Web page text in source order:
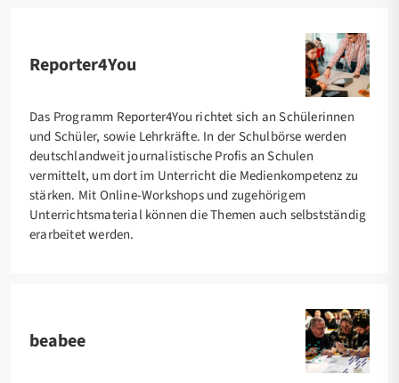
Reporter4You
Das Programm Reporter4You richtet sich an Schülerinnen
und Schüler, sowie Lehrkräfte. In der Schulbörse werden
deutschlandweit journalistische Profis an Schulen
vermittelt, um dort im Unterricht die Medienkompetenz zu
stärken. Mit Online-Workshops und zugehörigem
Unterrichtsmaterial können die Themen auch selbstständig
erarbeitet werden.
beabee